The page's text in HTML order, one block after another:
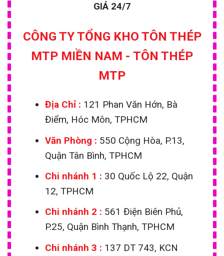
GIÁ 24/7
CÔNG TY TỔNG KHO TÔN THÉP
MTP MIỀN NAM - TÔN THÉP
MTP
Địa Chỉ : 121 Phan Văn Hớn, Bà
Điểm, Hóc Môn, TPHCM
Văn Phòng : 550 Cộng Hòa, P.13,
Quận Tân Bình, TPHCM
Chi nhánh 1 : 30 Quốc Lộ 22, Quận
12, TPHCM
Chi nhánh 2 : 561 Điện Biên Phủ,
P.25, Quận Bình Thạnh, TPHCM
Chi nhánh 3 : 137 DT 743, KCN